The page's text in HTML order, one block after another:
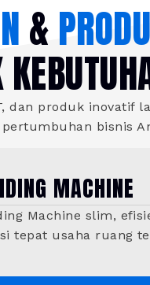
&
dan produk inovatif
bisnis
Machine slim,
tepat usaha ruang